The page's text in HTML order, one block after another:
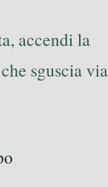
accendi la
sguscia via